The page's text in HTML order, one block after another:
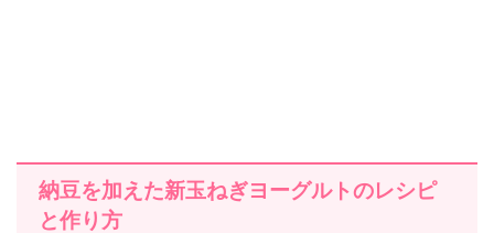
納豆を加えた新玉ねぎヨーグルトのレシピ
と作り方